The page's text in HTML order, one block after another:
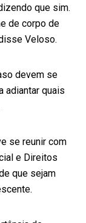
que sim.
de corpo de
Veloso.
devem se
adiantar quais
se reunir com
e Direitos
que sejam